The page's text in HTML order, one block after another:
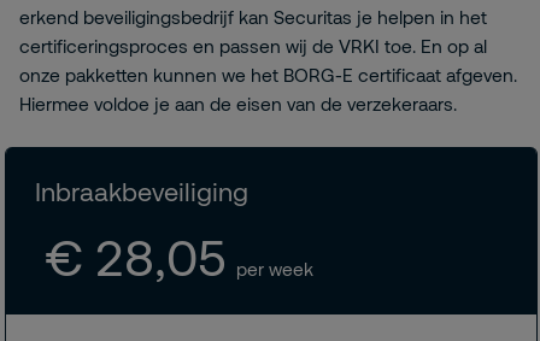
erkend beveiligingsbedrijf kan Securitas je helpen in het
certificeringsproces en passen wij de VRKI toe. En op al
onze pakketten kunnen we het BORG-E certificaat afgeven.
Hiermee voldoe je aan de eisen van de verzekeraars.
Inbraakbeveiliging
€ 28,05 per week